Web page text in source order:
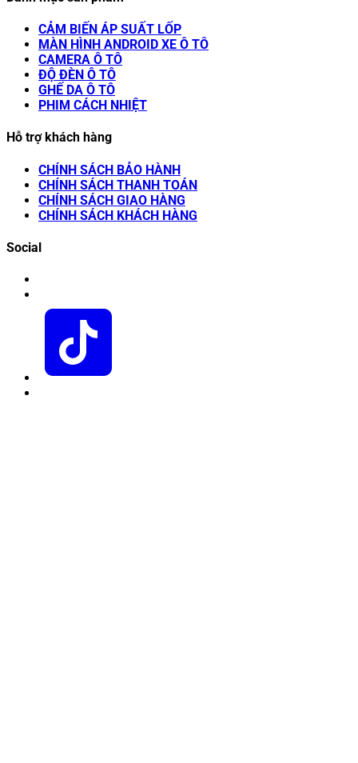
CẢM BIẾN ÁP SUẤT LỐP
MÀN HÌNH ANDROID XE Ô TÔ
CAMERA Ô TÔ
ĐỘ ĐÈN Ô TÔ
GHẾ DA Ô TÔ
PHIM CÁCH NHIỆT
Hỗ trợ khách hàng
CHÍNH SÁCH BẢO HÀNH
CHÍNH SÁCH THANH TOÁN
CHÍNH SÁCH GIAO HÀNG
CHÍNH SÁCH KHÁCH HÀNG
Social